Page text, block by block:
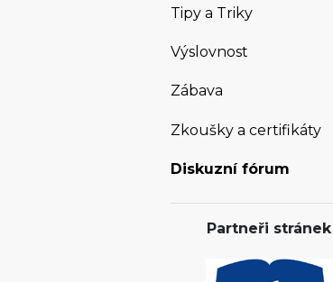
Tipy a Triky
Výslovnost
Zábava
Zkoušky a certifikáty
Diskuzní fórum
Partneři stránek